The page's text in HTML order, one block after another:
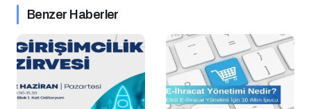
Benzer Haberler